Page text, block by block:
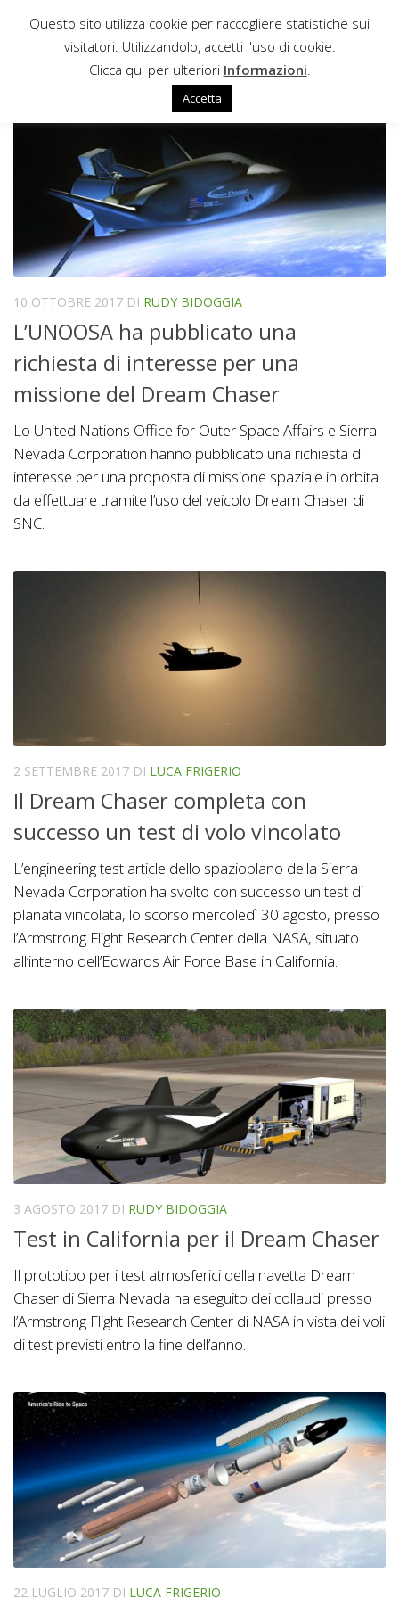
Sotto il contenuto
DREAM CHASER
10 OTTOBRE 2017 DI RUDY BIDOGGIA
L’UNOOSA ha pubblicato una
richiesta di interesse per una
missione del Dream Chaser
Lo United Nations Office for Outer Space Affairs e Sierra
Nevada Corporation hanno pubblicato una richiesta di
interesse per una proposta di missione spaziale in orbita
da effettuare tramite l’uso del veicolo Dream Chaser di
SNC.
2 SETTEMBRE 2017 DI LUCA FRIGERIO
Il Dream Chaser completa con
successo un test di volo vincolato
L’engineering test article dello spazioplano della Sierra
Nevada Corporation ha svolto con successo un test di
planata vincolata, lo scorso mercoledì 30 agosto, presso
l’Armstrong Flight Research Center della NASA, situato
all’interno dell’Edwards Air Force Base in California.
3 AGOSTO 2017 DI RUDY BIDOGGIA
Test in California per il Dream Chaser
Il prototipo per i test atmosferici della navetta Dream
Chaser di Sierra Nevada ha eseguito dei collaudi presso
l’Armstrong Flight Research Center di NASA in vista dei voli
di test previsti entro la fine dell’anno.
22 LUGLIO 2017 DI LUCA FRIGERIO
Questo sito utilizza cookie per raccogliere statistiche sui
visitatori. Utilizzandolo, accetti l'uso di cookie.
Clicca qui per ulteriori Informazioni
Accetta